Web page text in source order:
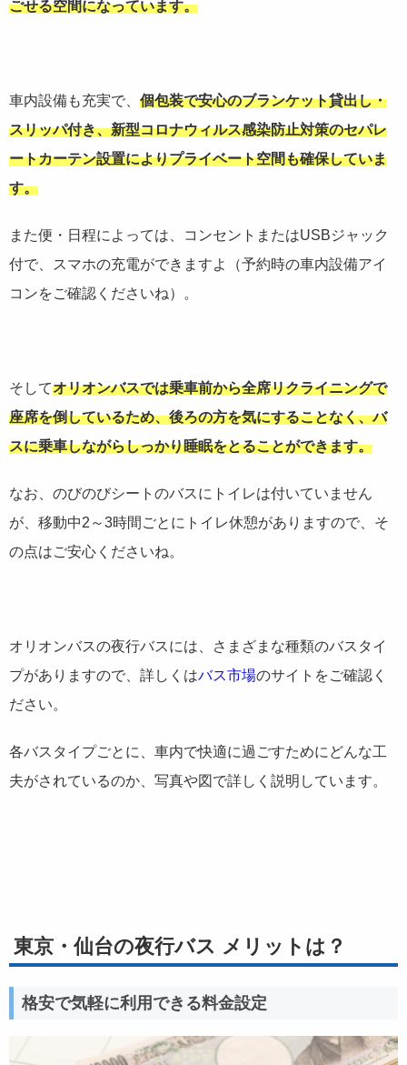
ごせる空間になっています。
車内設備も充実で、 個包装で安心のブランケット貸出し・
スリッパ付き、新型コロナウィルス感染防止対策のセパレ
ートカーテン設置によりプライベート空間も確保していま
す。
また便・日程によっては、コンセントまたはUSBジャック
付で、スマホの充電ができますよ（予約時の車内設備アイ
コンをご確認くださいね）。
そしてオリオンバスでは乗車前から全席リクライニングで
座席を倒しているため、後ろの方を気にすることなく、バ
スに乗車しながらしっかり睡眠をとることができます。
なお、のびのびシートのバスにトイレは付いていません
が、移動中2～3時間ごとにトイレ休憩がありますので、そ
の点はご安心くださいね。
オリオンバスの夜行バスには、さまざまな種類のバスタイ
プがありますので、詳しくはバス市場のサイトをご確認く
ださい。
各バスタイプごとに、車内で快適に過ごすためにどんな工
夫がされているのか、写真や図で詳しく説明しています。
東京・仙台の夜行バス メリットは？
格安で気軽に利用できる料金設定